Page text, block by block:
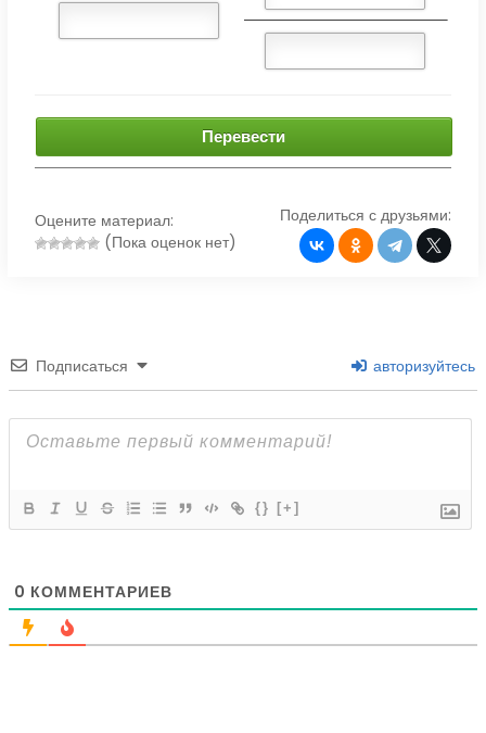
Перевести
Оцените материал:
(Пока оценок нет)
Поделиться с друзьями:
Подписаться авторизуйтесь
{} [+]
0 КОММЕНТАРИЕВ